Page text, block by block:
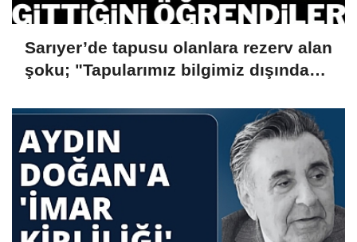
Sarıyer’de tapusu olanlara rezerv alan
şoku; "Tapularımız bilgimiz dışında